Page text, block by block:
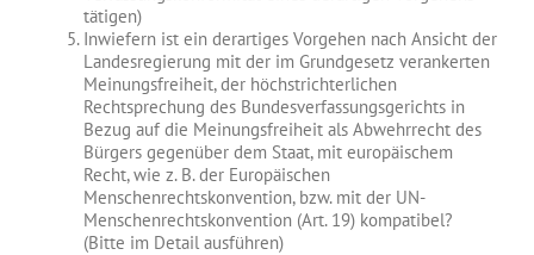
tätigen)
Inwiefern ist ein derartiges Vorgehen nach Ansicht der
Landesregierung mit der im Grundgesetz verankerten
Meinungsfreiheit, der höchstrichterlichen
Rechtsprechung des Bundesverfassungsgerichts in
Bezug auf die Meinungsfreiheit als Abwehrrecht des
Bürgers gegenüber dem Staat, mit europäischem
Recht, wie z. B. der Europäischen
Menschenrechtskonvention, bzw. mit der UN-
Menschenrechtskonvention (Art. 19) kompatibel?
(Bitte im Detail ausführen)